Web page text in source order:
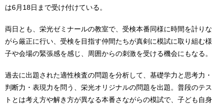
は6月18日まで受け付けている。
両日とも、栄光ゼミナールの教室で、受検本番同様に時間を計りな
がら厳正に行い、受検を目指す仲間たちが真剣に模試に取り組む様
子や会場の緊張感を感じ、周囲からの刺激を受ける機会にもなる。
過去に出題された適性検査の問題を分析して、基礎学力と思考力・
判断力・表現力を問う、栄光オリジナルの問題を出題。普段のテス
トとは考え方や解き方が異なる本番さながらの模試で、子ども自身